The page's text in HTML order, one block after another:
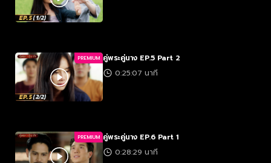
PREMIUM คู่พระคู่นาง EP.5 Part 2
0:25:07 นาที
PREMIUM คู่พระคู่นาง EP.6 Part 1
0:28:29 นาที